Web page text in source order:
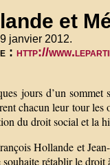
et
janvier 2012.
:http://
jours d’un
chacun leur tour les
du droit social et la
Hollande et
souhaite rétablir le droit